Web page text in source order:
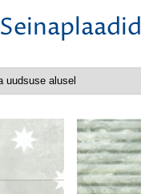
Seinaplaadid